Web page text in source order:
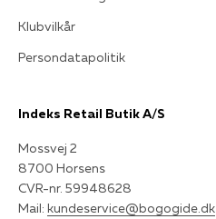
Klubvilkår
Persondatapolitik
Indeks Retail Butik A/S
Mossvej 2
8700 Horsens
CVR-nr. 59948628
Mail: kundeservice@bogogide.dk